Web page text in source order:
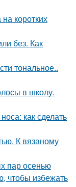
коротких
без. Как
тональное..
в школу.
как сделать
К вязаному
пар осенью
чтобы избежать